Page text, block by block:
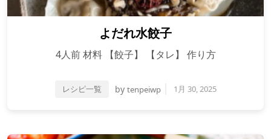
よだれ水餃子
4人前 材料 【餃子】 【タレ】 作り方
レシピ一覧 by tenpeiwp 1月 30, 2025